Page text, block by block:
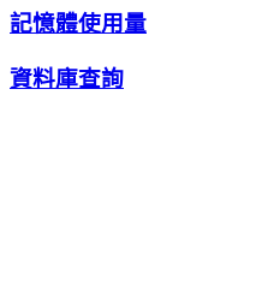
記憶體使用量
資料庫查詢